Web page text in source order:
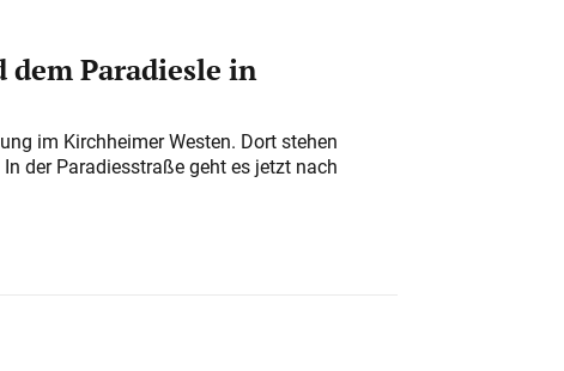
dem Paradiesle in
im Kirchheimer Westen. Dort stehen
der Paradiesstraße geht es jetzt nach